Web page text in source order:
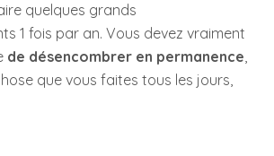
quelques grands
1 fois par an. Vous devez vraiment
de désencombrer en permanence,
que vous faites tous les jours,